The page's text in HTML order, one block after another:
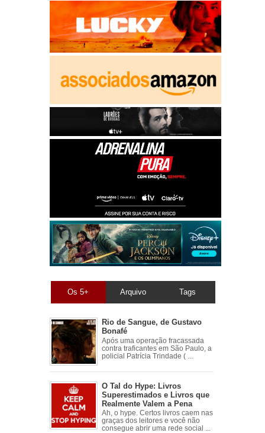
Os 5+ Arquivo Tags
Rio de Sangue, de Gustavo
Bonafé
Após uma operação fracassada
contra traficantes em São Paulo, a
policial Patrícia Trindade ( ...
O Tal do Hype: Livros
Superestimados e Livros que
Realmente Valem a Pena
Ah, o hype. Certos livros caem nas
graças dos leitores e você não
consegue abrir uma rede social ...